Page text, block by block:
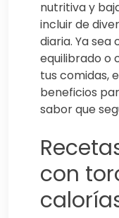
nutritiva y
incluir de
diaria. Ya
equilibrado o
tus comidas,
beneficios
sabor que
con